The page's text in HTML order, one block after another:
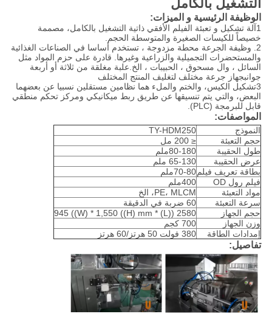
التشغيل بالكامل
الوظيفة الرئيسية و الميزات:
1آلة تشكيل و تعبئة الفيلم الأفقي ذاتية التشغيل بالكامل، مصممة
خصيصاً للكيسات الصغيرة والمتوسطة الحجم.
2. وظيفة الجرعة محطة مزدوجة ، تستخدم أساسا في الصناعات الغذائية
والمستحضرات التجميلية والزراعية وغيرها. قادرة على حزم المواد مثل
السائل ، وال مسحوق ، الحبيبات ، الخ.علبة مغلقة من ثلاثة أو أربعة
جوانبجهاز جرعة مختلف لتغليف المنتج المختلف
3تشكيل الكيس، والختم والملء هما نظامين مستقلين نسبيا عن بعضهما
البعض، والتي يتم تنسيقها عن طريق ربط ميكانيكي ومركز تحكم منطقي
قابل للبرمجة (PLC).
المواصفات:
النموذج
TY-HDM250
حجم التعبئة
≤ 200 مل
طول الحقيبة
80-180ملم
عرض الحقيبة
65-130 ملم
بطاقة تعريف فيلم70-80ملم
فيلم رول OD
400ملم
مواد التعبئة
PE، MLCM، الخ
سرعة التعبئة
60 ضربة في الدقيقة
حجم الجهاز
2580 ((L) * 945 ((W) * 1,550 ((H) mm
وزن الجهاز
700 كجم
إمدادات الطاقة
380 فولت 50 هرتز/60 هرتز
تفاصيل: